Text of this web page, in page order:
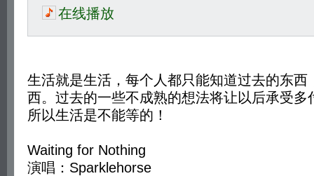
在线播放
生活就是生活，每个人都只能知道过去的东西
西。过去的一些不成熟的想法将让以后承受多
所以生活是不能等的！
Waiting for Nothing
演唱：Sparklehorse